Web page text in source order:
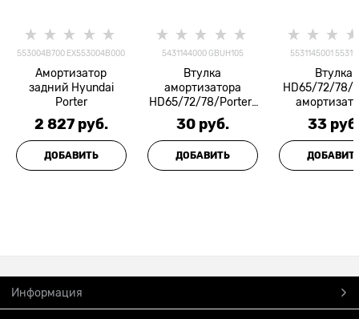
553004B700 EX553004B000
Амортизатор
задний Hyundai
Porter
2 827 руб.
ДОБАВИТЬ
5431144000 GBUH105
Втулка
амортизатора
HD65/72/78/Porter/
Porter 2/County/KIA
Bongo 3 верхняя
(прямая) ONNURI
30 руб.
ДОБАВИТЬ
5531145001
Втулка
HD65/72/78/
заднего
(конус)
YOUNG
33
Информация